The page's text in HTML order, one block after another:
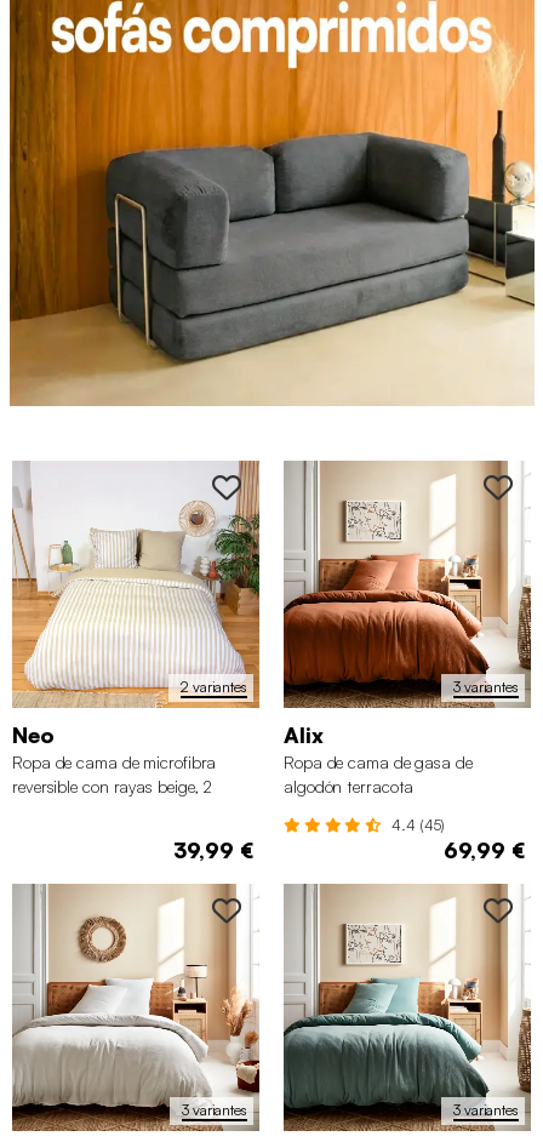
2 variantes
Neo
Ropa de cama de microfibra
reversible con rayas beige, 2
39,99 €
3 variantes
Alix
Ropa de cama de gasa de
algodón terracota
4.4 (45)
69,99 €
3 variantes 3 variantes